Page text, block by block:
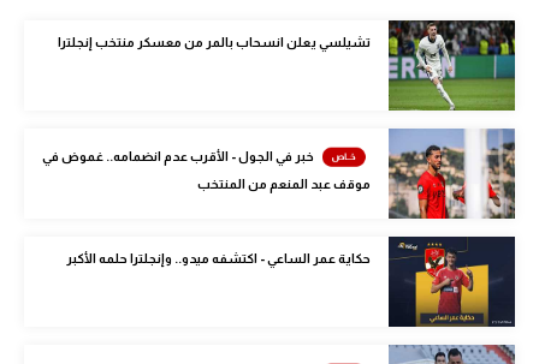
كرة السلة الأمريكية
كرة سلة
كرة يد
كرة طائرة
في المونديال
رياضة نسائية
تشيلسي يعلن انسحاب بالمر من معسكر منتخب إنجلترا
خبر في الجول - الأقرب عدم انضمامه.. غموض في
موقف عبد المنعم من المنتخب
حكاية عمر الساعي - اكتشفه ميدو.. وإنجلترا حلمه الأكبر